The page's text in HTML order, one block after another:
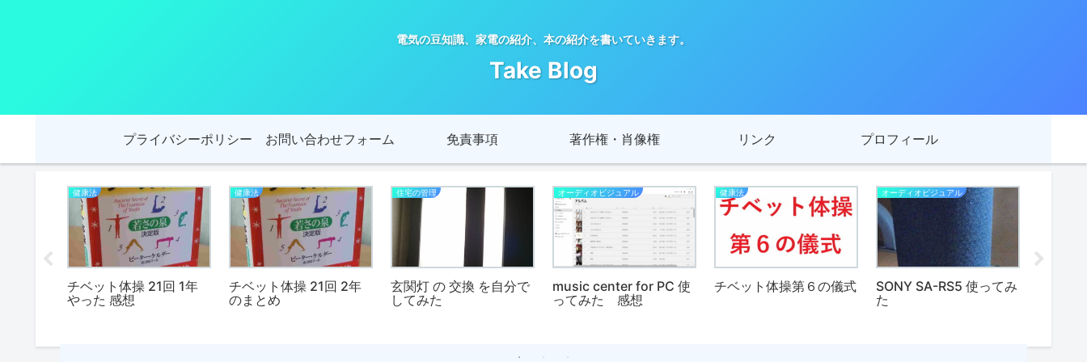
電気の豆知識、家電の紹介、本の紹介を書いていきます。
Take Blog
プライバシーポリシー お問い合わせフォーム 免責事項 著作権・肖像権 リンク プロフィール
健康法
チベット体操 21回 1年
やった 感想
健康法
チベット体操 21回 2年
のまとめ
住宅の管理
玄関灯 の 交換 を自分で
してみた
オーディオビジュアル
music center for PC 使
ってみた 感想
健康法
チベット体操第６の儀式
オーディオビジュアル
SONY SA-RS5 使ってみ
た